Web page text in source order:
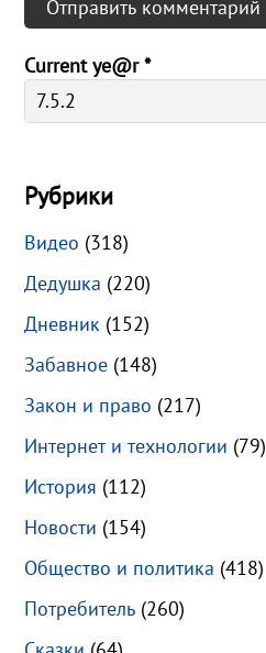
Current ye@r*
Рубрики
Видео (318)
Дедушка (220)
Дневник (152)
Забавное (148)
Закон и право (217)
Интернет и технологии (79)
История (112)
Новости (154)
Общество и политика (418)
Потребитель (260)